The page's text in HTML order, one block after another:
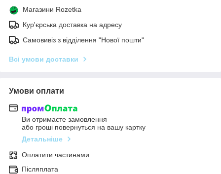
Магазини Rozetka
Кур'єрська доставка на адресу
Самовивіз з відділення "Нової пошти"
Всі умови доставки
Умови оплати
Ви отримаєте замовлення
або гроші повернуться на вашу картку
Детальніше
Оплатити частинами
Післяплата